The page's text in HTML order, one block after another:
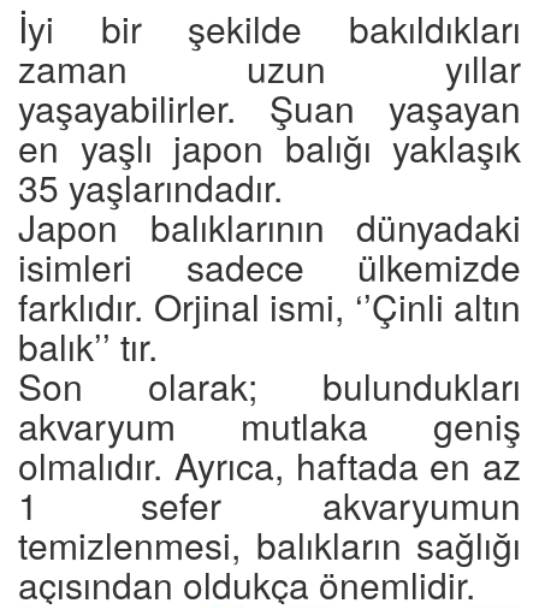
İyi bir şekilde bakıldıkları
zaman uzun yıllar
yaşayabilirler. Şuan yaşayan
en yaşlı japon balığı yaklaşık
35 yaşlarındadır.
Japon balıklarının dünyadaki
isimleri sadece ülkemizde
farklıdır. Orjinal ismi, ‘’Çinli altın
balık’’ tır.
Son olarak; bulundukları
akvaryum mutlaka geniş
olmalıdır. Ayrıca, haftada en az
1 sefer akvaryumun
temizlenmesi, balıkların sağlığı
açısından oldukça önemlidir.